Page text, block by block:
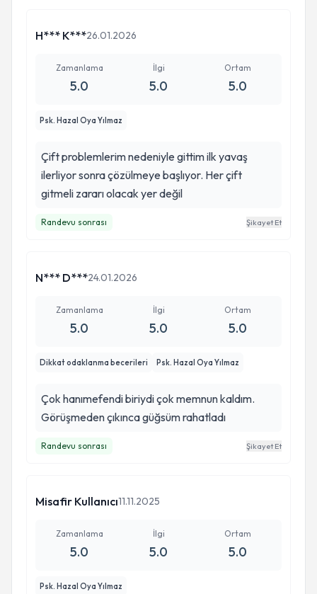
H*** K***26.01.2026
Zamanlama
5.0
İlgi
5.0
Ortam
5.0
Psk. Hazal Oya Yılmaz
Çift problemlerim nedeniyle gittim ilk yavaş
ilerliyor sonra çözülmeye başlıyor. Her çift
gitmeli zararı olacak yer değil
Randevu sonrası Şikayet Et
N*** D***24.01.2026
Zamanlama
5.0
İlgi
5.0
Ortam
5.0
Dikkat odaklanma becerileri Psk. Hazal Oya Yılmaz
Çok hanımefendi biriydi çok memnun kaldım.
Görüşmeden çıkınca güğsüm rahatladı
Randevu sonrası Şikayet Et
Misafir Kullanıcı11.11.2025
Zamanlama
5.0
İlgi
5.0
Ortam
5.0
Psk. Hazal Oya Yılmaz